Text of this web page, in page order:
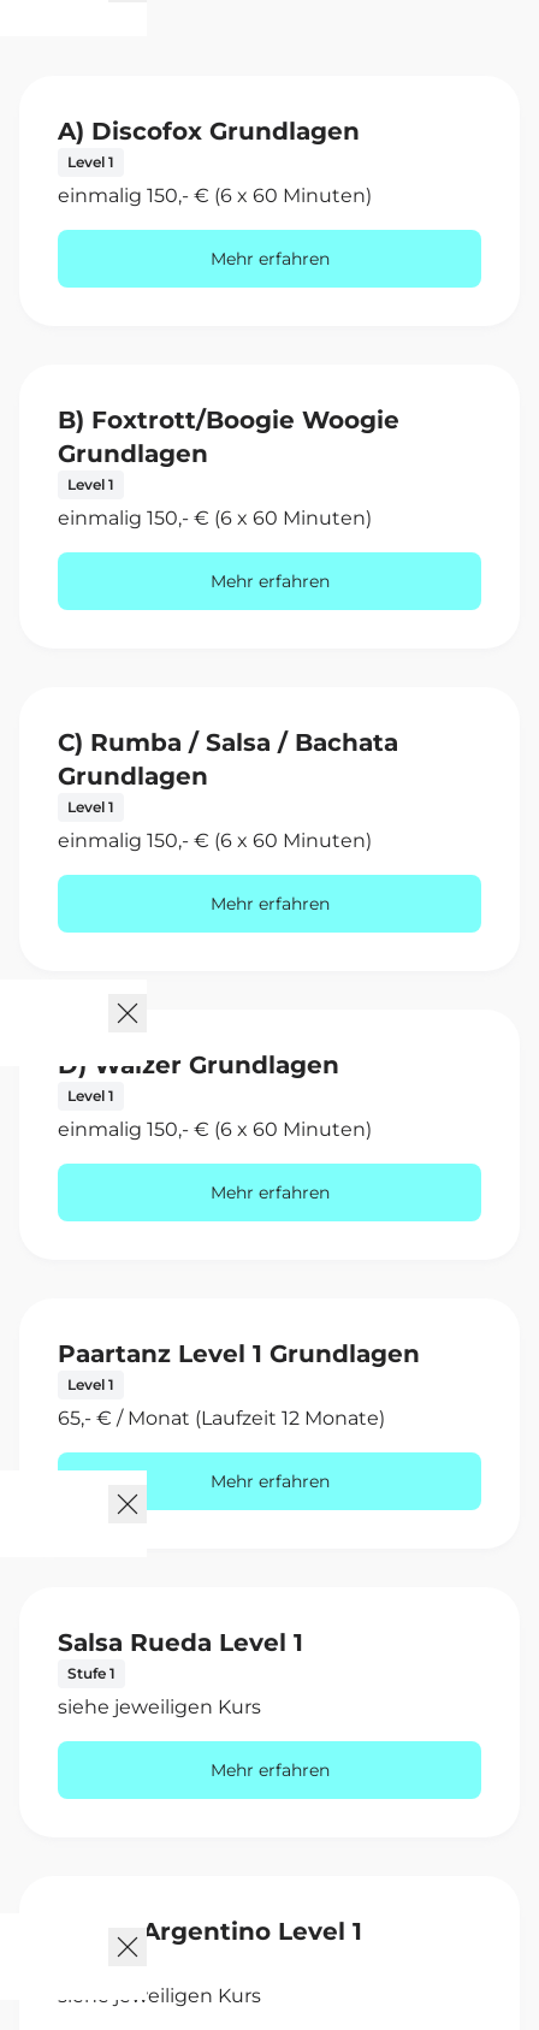
A) Discofox Grundlagen
Level 1
einmalig 150,- € (6 x 60 Minuten)
Mehr erfahren
B) Foxtrott/Boogie Woogie
Grundlagen
Level 1
einmalig 150,- € (6 x 60 Minuten)
Mehr erfahren
C) Rumba / Salsa / Bachata
Grundlagen
Level 1
einmalig 150,- € (6 x 60 Minuten)
Mehr erfahren
D) Walzer Grundlagen
Level 1
einmalig 150,- € (6 x 60 Minuten)
Mehr erfahren
Paartanz Level 1 Grundlagen
Level 1
65,- € / Monat (Laufzeit 12 Monate)
Mehr erfahren
Salsa Rueda Level 1
Stufe 1
siehe jeweiligen Kurs
Mehr erfahren
Tango Argentino Level 1
siehe jeweiligen Kurs